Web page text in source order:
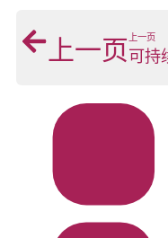
上一页 上一页